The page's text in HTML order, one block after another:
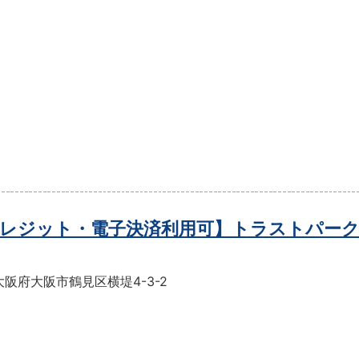
レジット・電子決済利用可】トラストパー
阪府大阪市鶴見区横堤4-3-2